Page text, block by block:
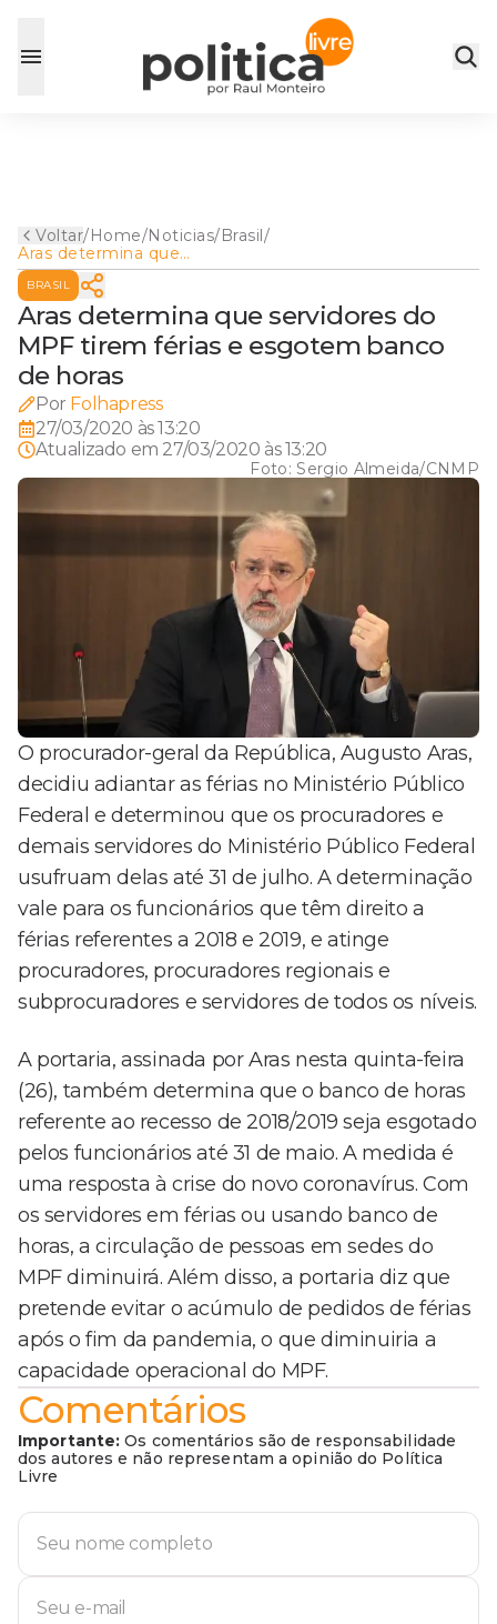
Voltar/Home/Noticias/Brasil/
Aras determina que
servidores do MPF tirem
férias e esgotem banco de
horas
BRASIL
Aras determina que servidores do
MPF tirem férias e esgotem banco
de horas
Por Folhapress
27/03/2020 às 13:20
Atualizado em 27/03/2020 às 13:20
Foto: Sergio Almeida/CNMP
O procurador-geral da República, Augusto Aras,
decidiu adiantar as férias no Ministério Público
Federal e determinou que os procuradores e
demais servidores do Ministério Público Federal
usufruam delas até 31 de julho. A determinação
vale para os funcionários que têm direito a
férias referentes a 2018 e 2019, e atinge
procuradores, procuradores regionais e
subprocuradores e servidores de todos os níveis.
A portaria, assinada por Aras nesta quinta-feira
(26), também determina que o banco de horas
referente ao recesso de 2018/2019 seja esgotado
pelos funcionários até 31 de maio. A medida é
uma resposta à crise do novo coronavírus. Com
os servidores em férias ou usando banco de
horas, a circulação de pessoas em sedes do
MPF diminuirá. Além disso, a portaria diz que
pretende evitar o acúmulo de pedidos de férias
após o fim da pandemia, o que diminuiria a
capacidade operacional do MPF.
Comentários
Importante: Os comentários são de responsabilidade
dos autores e não representam a opinião do Política
Livre